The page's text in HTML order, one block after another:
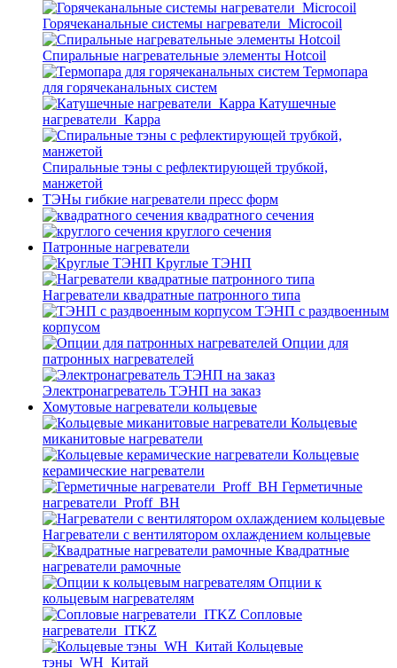
Горячеканальные системы нагреватели_Microcoil
Спиральные нагревательные элементы Hotcoil
Термопара
для горячеканальных систем
Катушечные
нагреватели_Карра
Спиральные тэны с рефлектирующей трубкой,
манжетой
ТЭНы гибкие нагреватели пресс форм
квадратного сечения
круглого сечения
Патронные нагреватели
Круглые ТЭНП
Нагреватели квадратные патронного типа
ТЭНП с раздвоенным
корпусом
Опции для
патронных нагревателей
Электронагреватель ТЭНП на заказ
Хомутовые нагреватели кольцевые
Кольцевые
миканитовые нагреватели
Кольцевые
керамические нагреватели
Герметичные
нагреватели_Proff_BH
Нагреватели с вентилятором охлаждением кольцевые
Квадратные
нагреватели рамочные
Опции к
кольцевым нагревателям
Cопловые
нагреватели_ITKZ
Кольцевые
тэны_WH_Китай